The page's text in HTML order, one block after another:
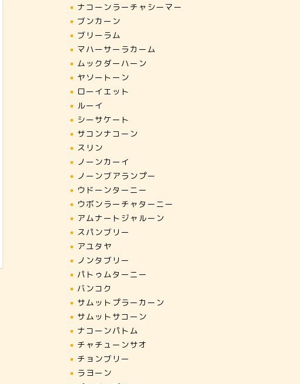
【ワット・プラチェディサーオラ
ン】歴史ある20の美しい仏塔が並ぶ
寺院。
ナコーンラーチャシーマー
ブンカーン
ブリーラム
マハーサーラカーム
ムックダーハーン
ヤソートーン
ローイエット
ルーイ
シーサケート
サコンナコーン
スリン
ノーンカーイ
ノーンブアランプー
ウドーンターニー
ウボンラーチャターニー
アムナートジャルーン
スパンブリー
アユタヤ
ノンタブリー
パトゥムターニー
バンコク
サムットプラーカーン
サムットサコーン
ナコーンパトム
チャチューンサオ
チョンブリー
ラヨーン